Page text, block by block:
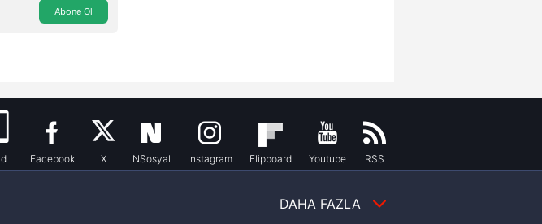
Abone Ol
Facebook X NSosyal Instagram Flipboard Youtube RSS
DAHA FAZLA